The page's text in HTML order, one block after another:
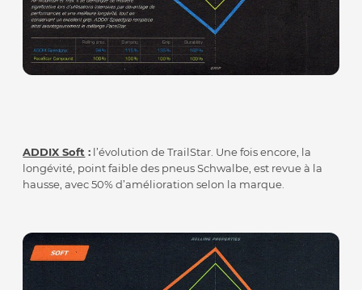
ADDIX Soft : l’évolution de TrailStar. Une fois encore, la
longévité, point faible des pneus Schwalbe, est revue à la
hausse, avec 50% d’amélioration selon la marque.